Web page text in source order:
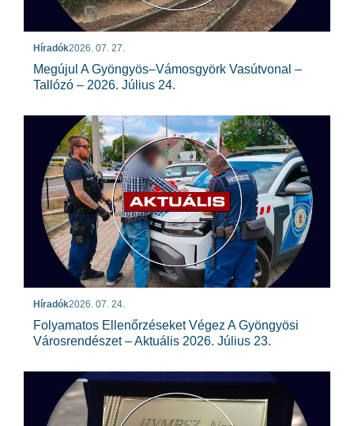
Híradók2026. 07. 27.
Megújul A Gyöngyös–Vámosgyörk Vasútvonal –
Tallózó – 2026. Július 24.
Híradók2026. 07. 24.
Folyamatos Ellenőrzéseket Végez A Gyöngyösi
Városrendészet – Aktuális 2026. Július 23.